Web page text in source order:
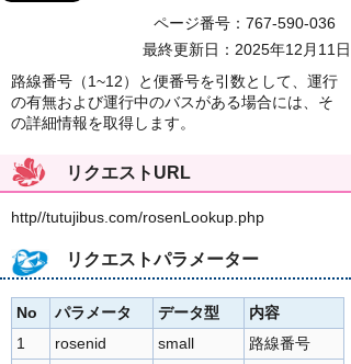
ページ番号：767-590-036
最終更新日：2025年12月11日
路線番号（1~12）と便番号を引数として、運行
の有無および運行中のバスがある場合には、そ
の詳細情報を取得します。
リクエストURL
http//tutujibus.com/rosenLookup.php
リクエストパラメーター
No パラメータ データ型
内容
1
rosenid small
路線番号